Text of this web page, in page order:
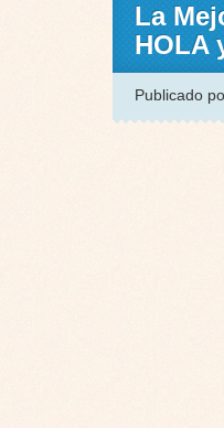
La
HOLA
Publicado